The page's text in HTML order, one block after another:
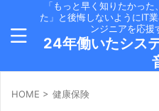
「もっと早く知りたかっ
た」と後悔しないようにIT
ンジニアを応援
24年働いたシス
HOME > 健康保険